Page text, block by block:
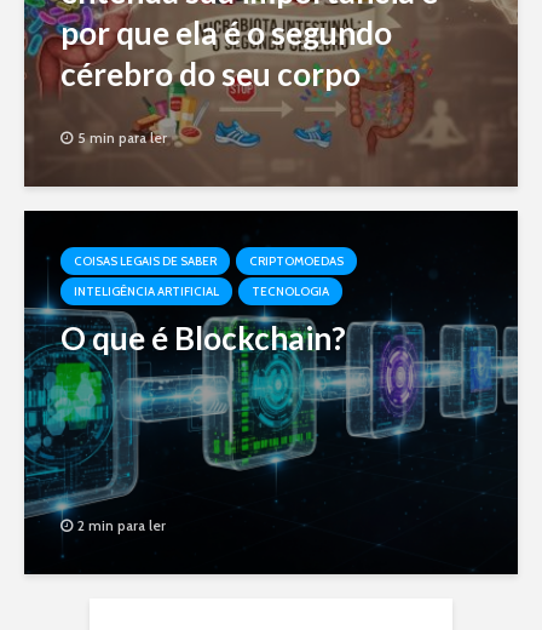
por que ela é o segundo
cérebro do seu corpo
5 min para ler
COISAS LEGAIS DE SABER
CRIPTOMOEDAS
INTELIGÊNCIA ARTIFICIAL
TECNOLOGIA
O que é Blockchain?
2 min para ler